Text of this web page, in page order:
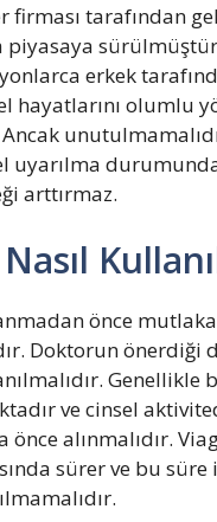
firması tarafından
piyasaya
erkek
hayatlarını olumlu
uyarılma
arttırmaz.
önce
Doktorun önerdiği
Genellikle
ve cinsel
alınmalıdır.
sürer ve bu süre